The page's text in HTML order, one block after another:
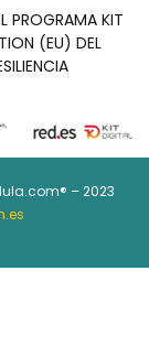
PROGRAMA KIT
(EU) DEL
– 2023